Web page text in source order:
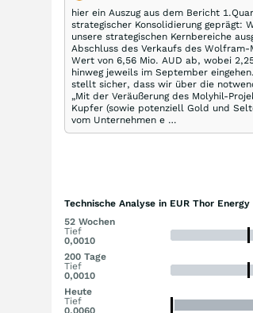
hier ein Auszug aus dem Bericht
strategischer Konsolidierung geprägt:
unsere strategischen Kernbereiche
Abschluss des Verkaufs des
Wert von 6,56 Mio. AUD ab, wobei
hinweg jeweils im September
stellt sicher, dass wir über die
„Mit der Veräußerung des Molyhil-
Kupfer (sowie potenziell Gold und
vom Unternehmen e …
Technische Analyse in EUR Thor
52 Wochen
Tief
0,0010
200 Tage
Tief
0,0010
Heute
Tief
0,0060